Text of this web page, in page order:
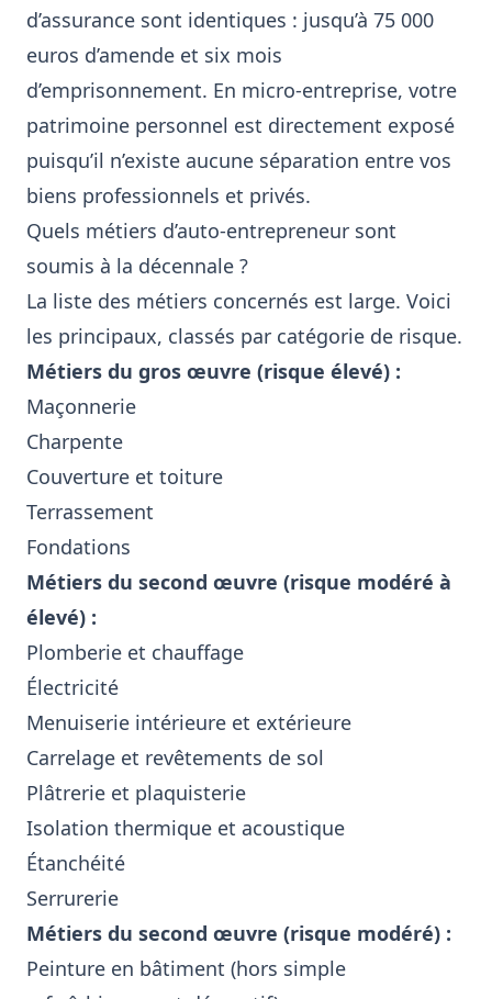
d’assurance sont identiques : jusqu’à 75 000
euros d’amende et six mois
d’emprisonnement. En micro-entreprise, votre
patrimoine personnel est directement exposé
puisqu’il n’existe aucune séparation entre vos
biens professionnels et privés.
Quels métiers d’auto-entrepreneur sont
soumis à la décennale ?
La liste des métiers concernés est large. Voici
les principaux, classés par catégorie de risque.
Métiers du gros œuvre (risque élevé) :
Maçonnerie
Charpente
Couverture et toiture
Terrassement
Fondations
Métiers du second œuvre (risque modéré à
élevé) :
Plomberie et chauffage
Électricité
Menuiserie intérieure et extérieure
Carrelage et revêtements de sol
Plâtrerie et plaquisterie
Isolation thermique et acoustique
Étanchéité
Serrurerie
Métiers du second œuvre (risque modéré) :
Peinture en bâtiment (hors simple